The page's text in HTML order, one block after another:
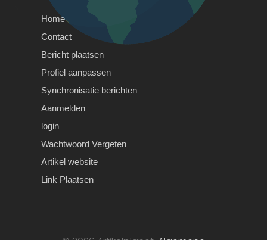
Wishes From Africa vs
Home
Contact
Bericht plaatsen
Profiel aanpassen
Synchronisatie berichten
Aanmelden
login
Wachtwoord Vergeten
Artikel website
Link Plaatsen